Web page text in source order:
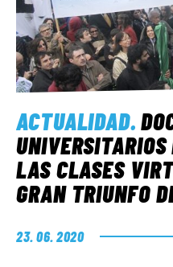
ACTUALIDAD.
LAS CLASES
GRAN TRIUNFO
23. 06. 2020